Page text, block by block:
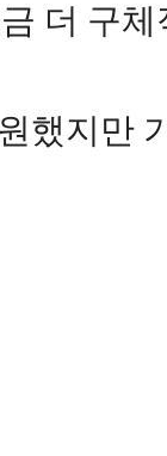
더 구
했지만